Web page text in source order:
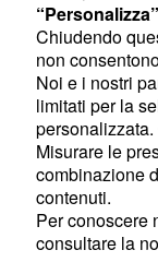
Tramite lo studio
(e ne saranno
probiotici)
assumere in
contrastare le
La composizione
“Personalizza”
Chiudendo
non
Noi e i nostri
limitati per la
Misurare le
combinazione
contenuti.
Per conoscere
consultare la